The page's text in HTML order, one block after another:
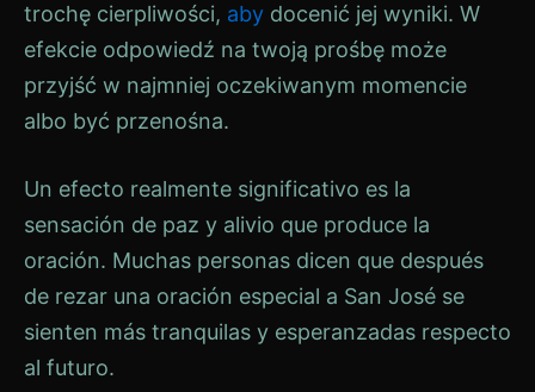
trochę cierpliwości, aby docenić jej wyniki. W
efekcie odpowiedź na twoją prośbę może
przyjść w najmniej oczekiwanym momencie
albo być przenośna.
Un efecto realmente significativo es la
sensación de paz y alivio que produce la
oración. Muchas personas dicen que después
de rezar una oración especial a San José se
sienten más tranquilas y esperanzadas respecto
al futuro.